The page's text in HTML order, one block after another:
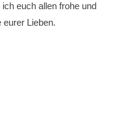
euch allen frohe und
eurer Lieben.